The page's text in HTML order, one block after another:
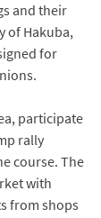
and their
of Hakuba,
for
participate
rally
course. The
with
from shops